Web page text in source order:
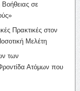
Βοήθειας σε
Πρακτικές στον
Μελέτη
των
Ατόμων που